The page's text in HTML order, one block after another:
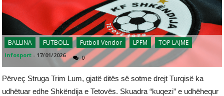
BALLINA FUTBOLL Futboll Vendor LPFM TOP LAJME
infosport - 17/01/2026 0
Përveç Struga Trim Lum, gjatë ditës së sotme drejt Turqisë ka
udhëtuar edhe Shkëndija e Tetovës. Skuadra “kuqezi” e udhëhequr